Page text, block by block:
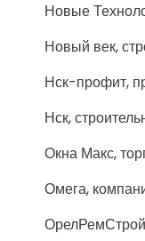
Новые
Новый век,
Нск-профит,
Нск,
Окна Макс,
Омега,